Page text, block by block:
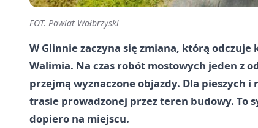
FOT. Powiat Wałbrzyski
W Glinnie zaczyna się zmiana, którą
Walimia. Na czas robót mostowych jeden z
przejmą wyznaczone objazdy. Dla pieszych
trasie prowadzonej przez teren budowy. To
dopiero na miejscu.